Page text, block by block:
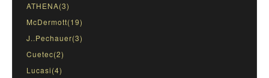
ATHENA(3)
McDermott(19)
J..Pechauer(3)
Cuetec(2)
Lucasi(4)